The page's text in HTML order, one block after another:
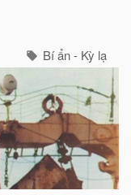
Bí ẩn - Kỳ lạ